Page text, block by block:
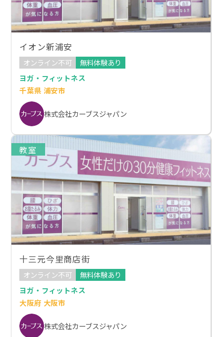
イオン新浦安
オンライン不可
無料体験あり
ヨガ・フィットネス
千葉県 浦安市
株式会社カーブスジャパン
教室
十三元今里商店街
オンライン不可
無料体験あり
ヨガ・フィットネス
大阪府 大阪市
株式会社カーブスジャパン